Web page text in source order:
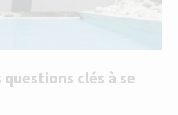
questions clés à se